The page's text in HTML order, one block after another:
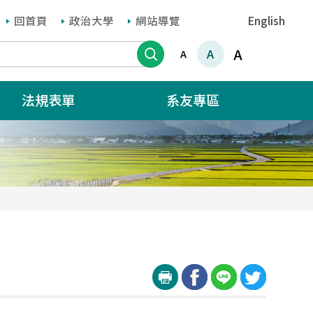
回首頁 政治大學 網站導覽 English
搜尋A A A
法規表單 系友專區